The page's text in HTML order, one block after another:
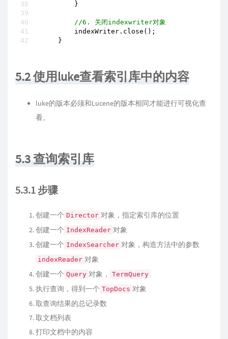
        }
//6. 关闭indexwriter对象
        indexWriter.close();
    }
5.2 使用luke查看索引库中的内容
luke的版本必须和Lucene的版本相同才能进行可视化查
看。
5.3 查询索引库
5.3.1 步骤
创建一个 Director 对象，指定索引库的位置
创建一个 IndexReader 对象
创建一个 IndexSearcher 对象，构造方法中的参数
indexReader 对象
创建一个 Query 对象， TermQuery
执行查询，得到一个 TopDocs 对象
取查询结果的总记录数
取文档列表
打印文档中的内容